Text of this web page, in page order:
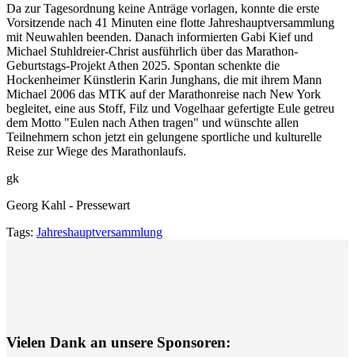
Da zur Tagesordnung keine Anträge vorlagen, konnte die erste
Vorsitzende nach 41 Minuten eine flotte Jahreshauptversammlung
mit Neuwahlen beenden. Danach informierten Gabi Kief und
Michael Stuhldreier-Christ ausführlich über das Marathon-
Geburtstags-Projekt Athen 2025. Spontan schenkte die
Hockenheimer Künstlerin Karin Junghans, die mit ihrem Mann
Michael 2006 das MTK auf der Marathonreise nach New York
begleitet, eine aus Stoff, Filz und Vogelhaar gefertigte Eule getreu
dem Motto "Eulen nach Athen tragen" und wünschte allen
Teilnehmern schon jetzt ein gelungene sportliche und kulturelle
Reise zur Wiege des Marathonlaufs.
gk
Georg Kahl - Pressewart
Tags: Jahreshauptversammlung
Vielen Dank an unsere Sponsoren: